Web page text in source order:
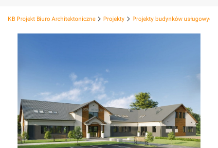
KB Projekt Biuro Architektoniczne Projekty Projekty budynków